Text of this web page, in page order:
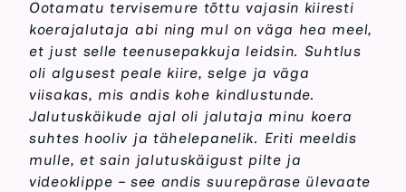
Ootamatu tervisemure tõttu vajasin kiiresti
koerajalutaja abi ning mul on väga hea meel,
et just selle teenusepakkuja leidsin. Suhtlus
oli algusest peale kiire, selge ja väga
viisakas, mis andis kohe kindlustunde.
Jalutuskäikude ajal oli jalutaja minu koera
suhtes hooliv ja tähelepanelik. Eriti meeldis
mulle, et sain jalutuskäigust pilte ja
videoklippe – see andis suurepärase ülevaate